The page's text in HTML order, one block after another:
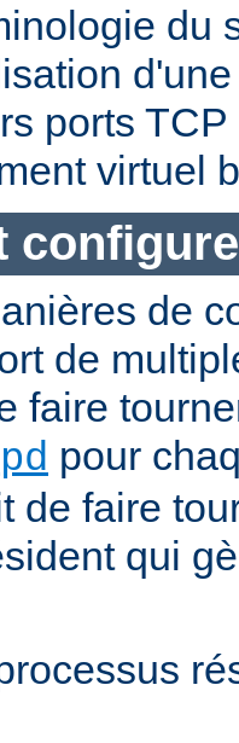
du
ports
virtuel
de
de
faire
pour
de faire
qui